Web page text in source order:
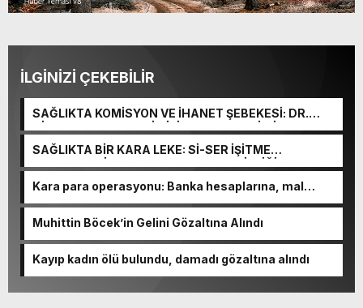
İLGİNİZİ ÇEKEBİLİR
SAĞLIKTA KOMİSYON VE İHANET ŞEBEKESİ: DR.
NİHAT URUÇ VE SEMİH İŞİTME MERKEZİ’NİN SGK
VURGUNU!
SAĞLIKTA BİR KARA LEKE: Sİ-SER İŞİTME
MERKEZLERİ VE MODERN UMUT TACİRLİĞİ
Kara para operasyonu: Banka hesaplarına, mal
Muhittin Böcek’in Gelini Gözaltına Alındı
Kayıp kadın ölü bulundu, damadı gözaltına alındı